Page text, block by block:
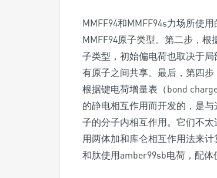
MMFF94和MMFF94s力场所使
MMFF94原子类型。第二步，
子类型，初始偏电荷也取决于
有原子之间共享。最后，第四
根据键电荷增量表（bond
的静电相互作用而开发的，是
子的分子内相互作用。它们不
用两体加和库仑相互作用法来
和肽使用amber99sb电荷，配体